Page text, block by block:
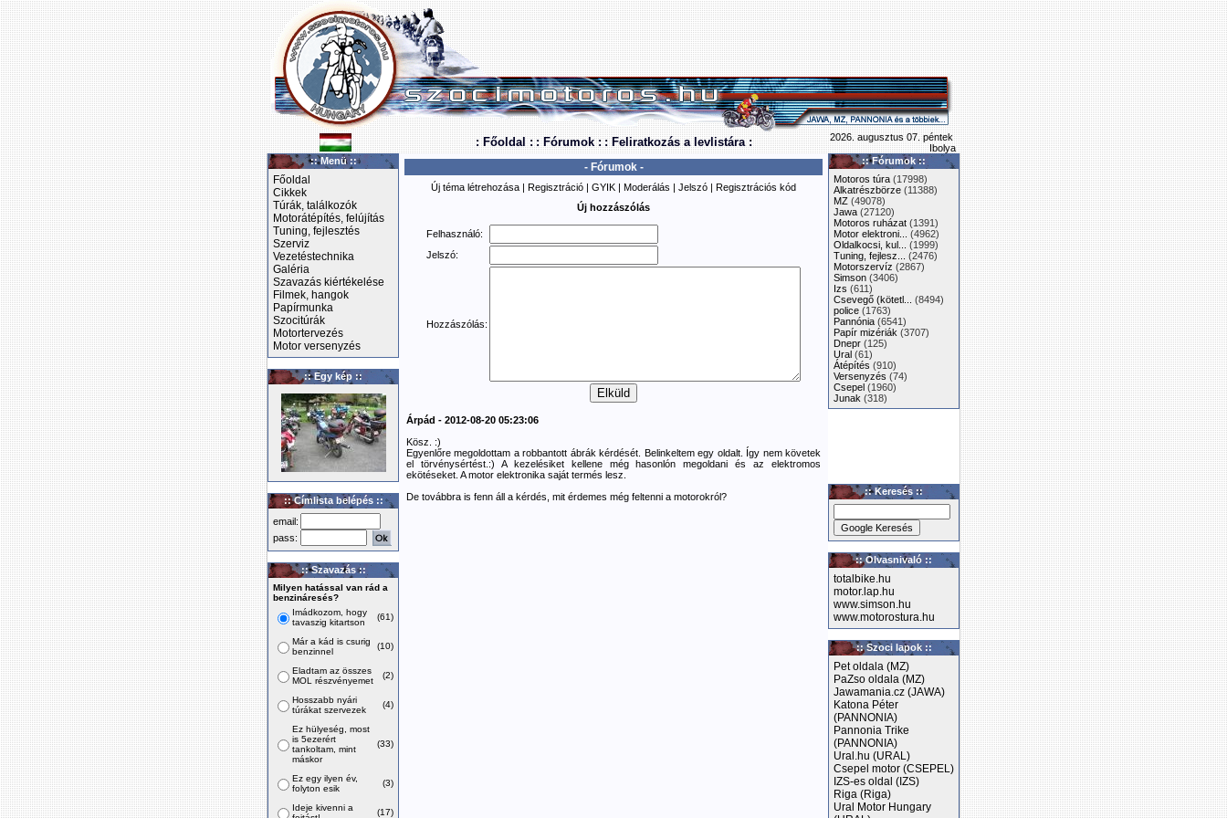
: Főoldal : : Fórumok : : Feliratkozás a levlistára :
2026. augusztus 07. péntek
Ibolya
:: Menü ::
Főoldal
Cikkek
Túrák, találkozók
Motorátépítés, felújítás
Tuning, fejlesztés
Szerviz
Vezetéstechnika
Galéria
Szavazás kiértékelése
Filmek, hangok
Papírmunka
Szocitúrák
Motortervezés
Motor versenyzés
:: Egy kép ::
:: Címlista belépés ::
email:
pass:
:: Szavazás ::
Milyen hatással van rád a
benzináresés?
Imádkozom, hogy
tavaszig kitartson
(61)
Már a kád is csurig
benzinnel
(10)
Eladtam az összes
MOL részvényemet
(2)
Hosszabb nyári
túrákat szervezek
(4)
Ez hülyeség, most
is 5ezerért
tankoltam, mint
máskor
(33)
Ez egy ilyen év,
folyton esik
(3)
Ideje kivenni a
(17)
- Fórumok -
Új téma létrehozása | Regisztráció | GYIK | Moderálás | Jelszó | Regisztrációs kód
Új hozzászólás
Felhasználó:
Jelszó:
Hozzászólás:
Árpád - 2012-08-20 05:23:06
Kösz. :)
Egyenlőre megoldottam a robbantott ábrák kérdését. Belinkeltem egy oldalt. Így nem követek
el törvénysértést.:) A kezelésiket kellene még hasonlón megoldani és az elektromos
ekötéseket. A motor elektronika saját termés lesz.
De továbbra is fenn áll a kérdés, mit érdemes még feltenni a motorokról?
:: Fórumok ::
Motoros túra (17998)
Alkatrészbörze (11388)
MZ (49078)
Jawa (27120)
Motoros ruházat (1391)
Motor elektroni...
(4962)
Oldalkocsi, kul...
(1999)
Tuning, fejlesz...
(2476)
Motorszervíz (2867)
Simson (3406)
Izs (611)
Csevegő (kötetl...
(8494)
police (1763)
Pannónia (6541)
Papír mizériák (3707)
Dnepr (125)
Ural (61)
Átépítés (910)
Versenyzés (74)
Csepel (1960)
Junak (318)
:: Keresés ::
:: Olvasnivaló ::
totalbike.hu
motor.lap.hu
www.simson.hu
www.motorostura.hu
:: Szoci lapok ::
Pet oldala (MZ)
PaZso oldala (MZ)
Jawamania.cz (JAWA)
Katona Péter
(PANNONIA)
Pannonia Trike
(PANNONIA)
Ural.hu (URAL)
Csepel motor (CSEPEL)
IZS-es oldal (IZS)
Riga (Riga)
Ural Motor Hungary